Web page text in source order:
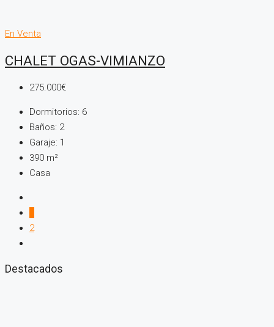
En Venta
CHALET OGAS-VIMIANZO
275.000€
Dormitorios: 6
Baños: 2
Garaje: 1
390 m²
Casa
2
Destacados